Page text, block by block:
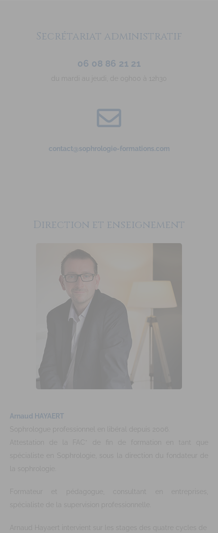
Secrétariat administratif
06 08 86 21 21
du mardi au jeudi, de 09h00 à 12h30
contact@sophrologie-formations.com
Direction et enseignement
Arnaud HAYAERT
Sophrologue professionnel en libéral depuis 2006.
Attestation de la FAC* de fin de formation en tant que
spécialiste en Sophrologie, sous la direction du fondateur de
la sophrologie.
Formateur et pédagogue, consultant en entreprises,
spécialiste de la supervision professionnelle.
Arnaud Hayaert intervient sur les stages des quatre cycles de